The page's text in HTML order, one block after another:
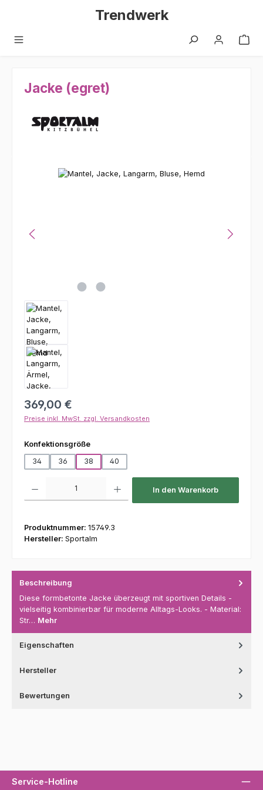
Zum Hauptinhalt springenTrendwerk
Jacke (egret)
Bildergalerie überspringen
Regulärer Preis:
369,00 €
Preise inkl. MwSt. zzgl. Versandkosten
Konfektionsgrößeauswählen
34
36 38 40
In den Warenkorb
Produktnummer: 15749.3
Hersteller: Sportalm
Beschreibung
Diese formbetonte Jacke überzeugt mit sportiven Details -
vielseitig kombinierbar für moderne Alltags-Looks. - Material:
Str… Mehr
Eigenschaften
Hersteller
Bewertungen
Service-Hotline